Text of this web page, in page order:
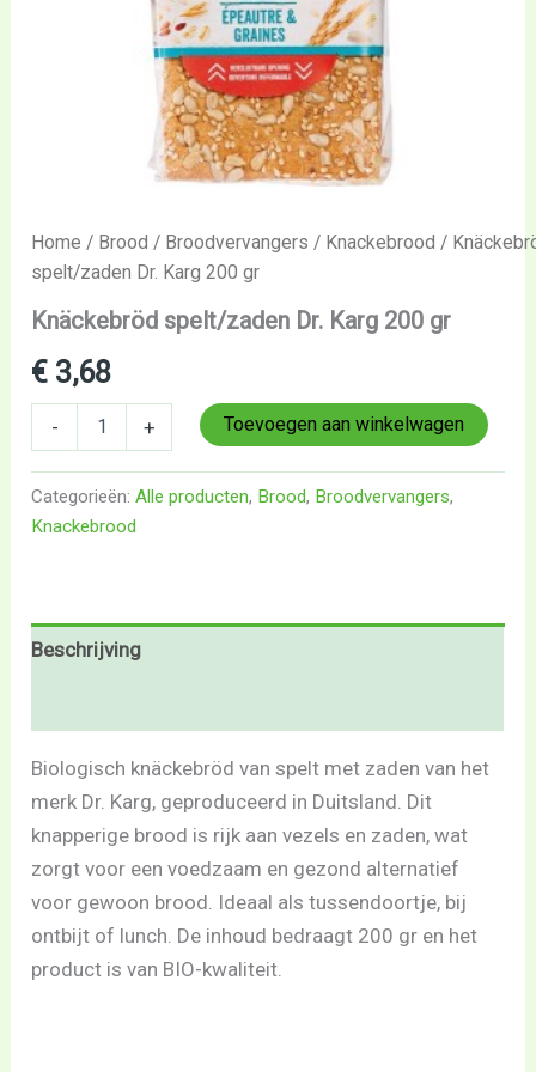
Home / Brood / Broodvervangers / Knackebrood /
spelt/zaden Dr. Karg 200 gr
Knäckebröd spelt/zaden Dr. Karg 200 gr
€ 3,68
- + Toevoegen aan winkelwagen
Categorieën:Alle producten, Brood, Broodvervangers,
Knackebrood
Beschrijving
Biologisch knäckebröd van spelt met zaden van het
merk Dr. Karg, geproduceerd in Duitsland. Dit
knapperige brood is rijk aan vezels en zaden, wat
zorgt voor een voedzaam en gezond alternatief
voor gewoon brood. Ideaal als tussendoortje, bij
ontbijt of lunch. De inhoud bedraagt 200 gr en het
product is van BIO-kwaliteit.